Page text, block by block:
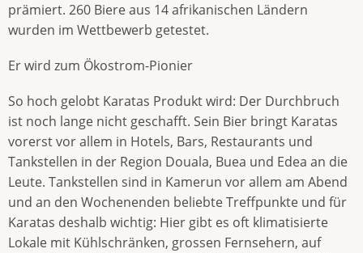
prämiert. 260 Biere aus 14 afrikanischen Ländern
wurden im Wettbewerb getestet.
Er wird zum Ökostrom-Pionier
So hoch gelobt Karatas Produkt wird: Der Durchbruch
ist noch lange nicht geschafft. Sein Bier bringt Karatas
vorerst vor allem in Hotels, Bars, Restaurants und
Tankstellen in der Region Douala, Buea und Edea an die
Leute. Tankstellen sind in Kamerun vor allem am Abend
und an den Wochenenden beliebte Treffpunkte und für
Karatas deshalb wichtig: Hier gibt es oft klimatisierte
Lokale mit Kühlschränken, grossen Fernsehern, auf